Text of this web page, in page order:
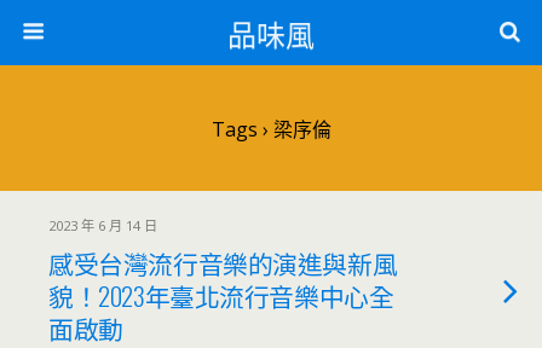
品味風
Tags › 梁序倫
2023 年 6 月 14 日
感受台灣流行音樂的演進與新風
貌！2023年臺北流行音樂中心全
面啟動